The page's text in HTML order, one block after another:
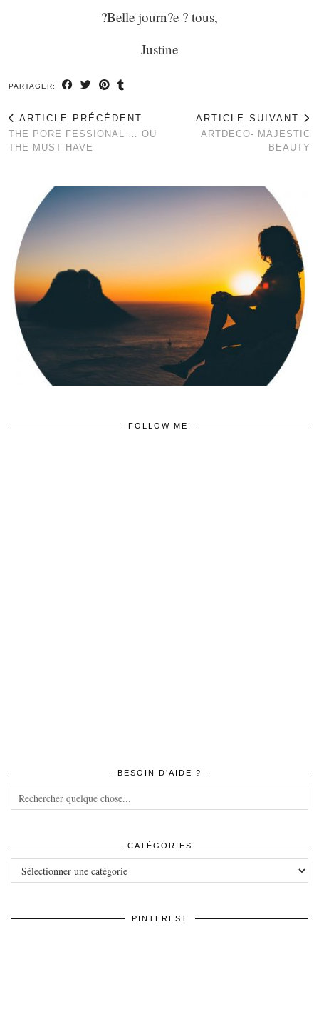
?Belle journ?e ? tous,
Justine
PARTAGER:
ARTICLE PRÉCÉDENT
THE PORE FESSIONAL … OU
THE MUST HAVE
ARTICLE SUIVANT
ARTDECO- MAJESTIC
BEAUTY
FOLLOW ME!
BESOIN D’AIDE ?
CATÉGORIES
Catégories
PINTEREST